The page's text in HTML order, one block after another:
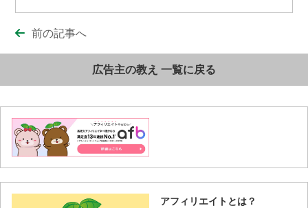
前の記事へ
広告主の教え 一覧に戻る
アフィリエイトとは？